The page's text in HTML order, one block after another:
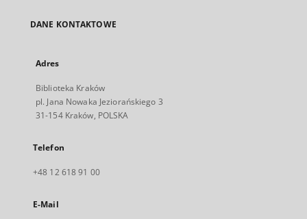
DANE KONTAKTOWE
Adres
Biblioteka Kraków
pl. Jana Nowaka Jeziorańskiego 3
31-154 Kraków, POLSKA
Telefon
+48 12 618 91 00
E-Mail